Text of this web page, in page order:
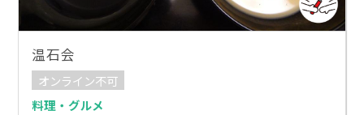
温石会
オンライン不可
料理・グルメ